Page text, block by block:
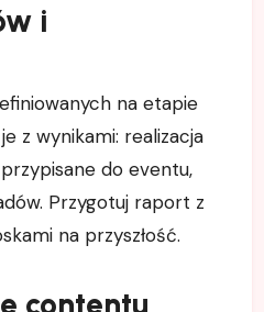
i
na etapie
z wynikami: realizacja
do eventu,
Przygotuj raport z
na przyszłość.
contentu